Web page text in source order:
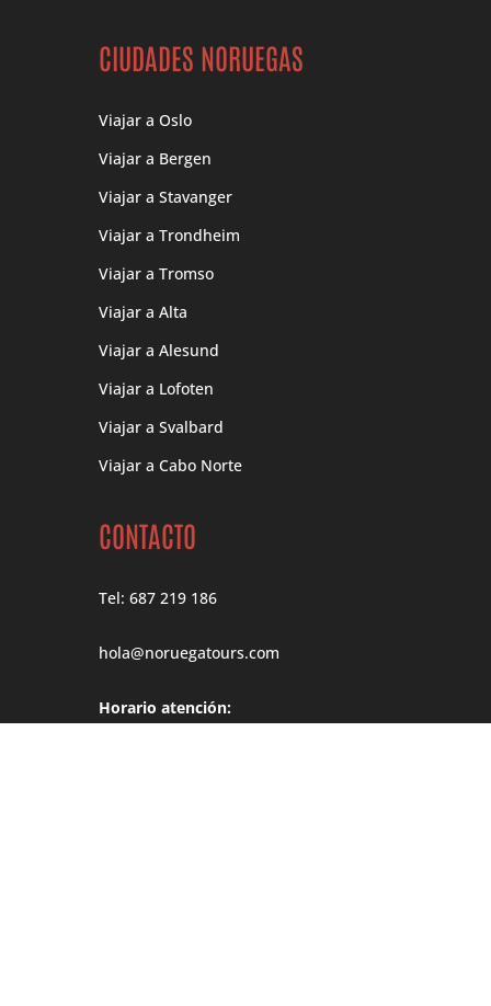
CIUDADES NORUEGAS
Viajar a Oslo
Viajar a Bergen
Viajar a Stavanger
Viajar a Trondheim
Viajar a Tromso
Viajar a Alta
Viajar a Alesund
Viajar a Lofoten
Viajar a Svalbard
Viajar a Cabo Norte
CONTACTO
Tel: 687 219 186
hola@noruegatours.com
Horario atención: